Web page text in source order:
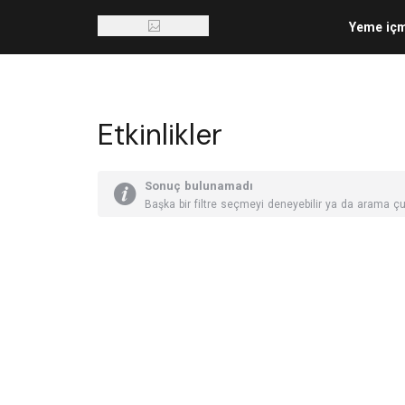
Yeme
Etkinlikler
Sonuç bulunamadı
Başka bir filtre seçmeyi deneyebilir ya da arama